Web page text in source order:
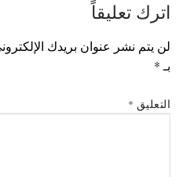
اترك تعليقاً
لن يتم نشر عنوان بريدك
بـ *
التعليق *